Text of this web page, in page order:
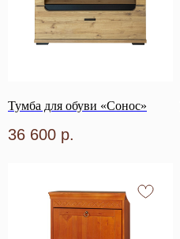
Тумба для обуви «Сонос»
36 600 р.